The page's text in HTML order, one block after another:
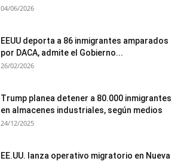
04/06/2026
EEUU deporta a 86 inmigrantes amparados
por DACA, admite el Gobierno...
26/02/2026
Trump planea detener a 80.000 inmigrantes
en almacenes industriales, según medios
24/12/2025
EE.UU. lanza operativo migratorio en Nueva